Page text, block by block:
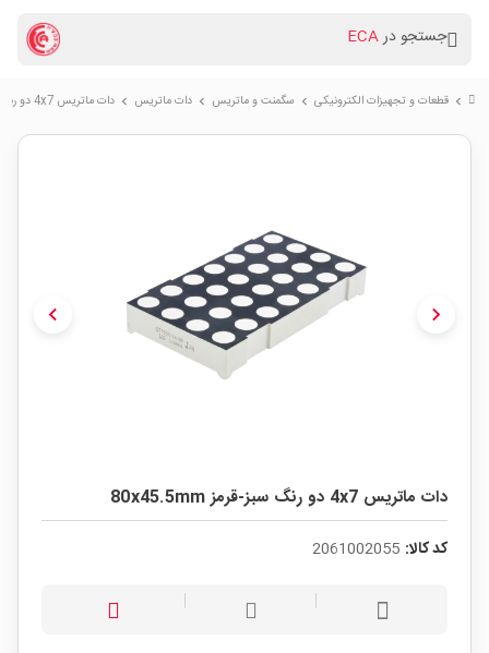
جستجو درECA
chevron_right قطعات و تجهیزات الکترونیکی chevron_right سگمنت و ماتریس chevron_right دات ماتریس chevron_right دات ماتریس 4x7 دو رنگ سبز-قرمز 80x45.5mm
chevron_left chevron_right
دات ماتریس 4x7 دو رنگ سبز-قرمز 80x45.5mm
کد کالا: 2061002055